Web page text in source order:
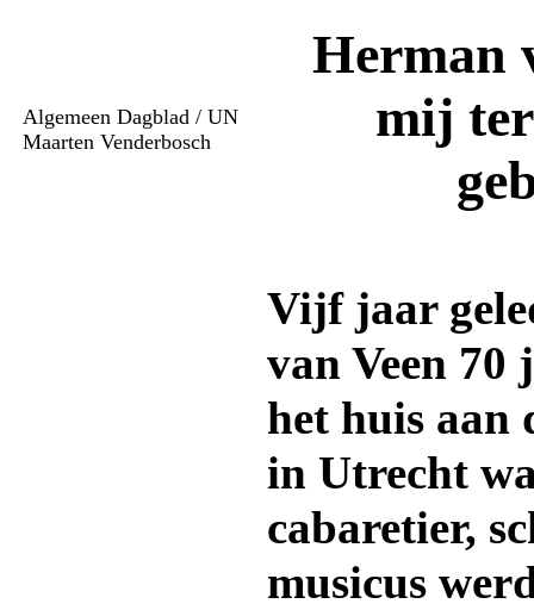
Algemeen Dagblad / UN
Maarten Venderbosch
Herman
mij
Vijf jaar
van Veen 70
het huis aan
in Utrecht
cabaretier,
musicus